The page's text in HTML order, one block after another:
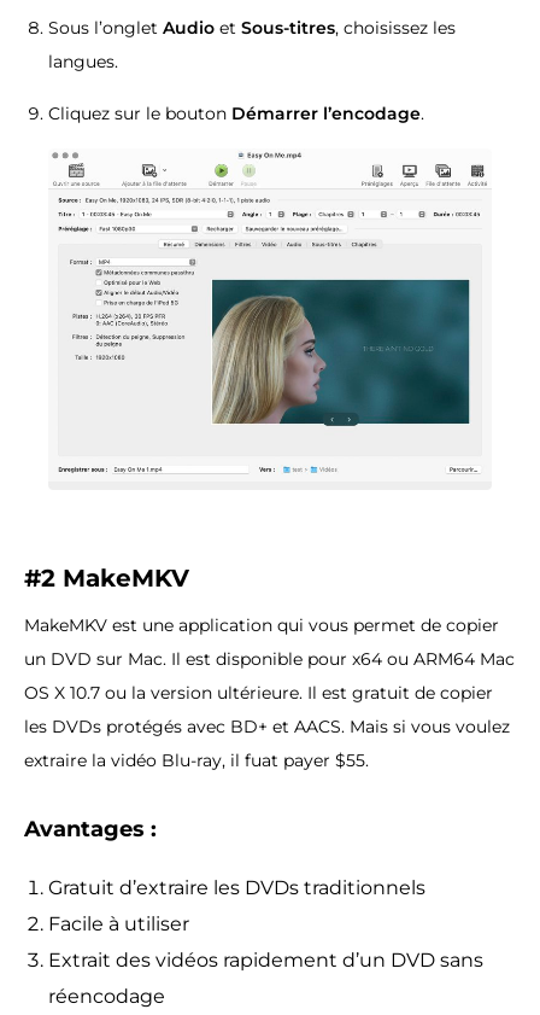
Sous l’onglet Audio et Sous-titres, choisissez les
langues.
Cliquez sur le bouton Démarrer l’encodage.
#2 MakeMKV
MakeMKV est une application qui vous permet de copier
un DVD sur Mac. Il est disponible pour x64 ou ARM64 Mac
OS X 10.7 ou la version ultérieure. Il est gratuit de copier
les DVDs protégés avec BD+ et AACS. Mais si vous voulez
extraire la vidéo Blu-ray, il fuat payer $55.
Avantages :
Gratuit d’extraire les DVDs traditionnels
Facile à utiliser
Extrait des vidéos rapidement d’un DVD sans
réencodage